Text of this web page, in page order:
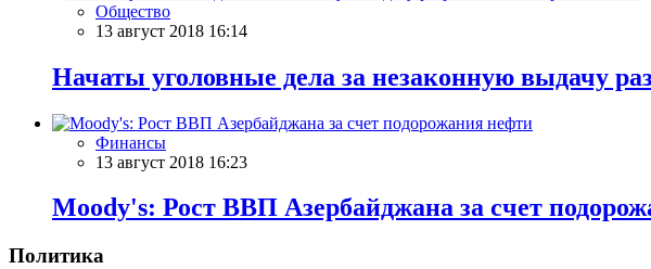
Общество
13 август 2018 16:14
Начаты уголовные дела за незаконную выдачу
Финансы
13 август 2018 16:23
Moody's: Рост ВВП Азербайджана за счет
Политика